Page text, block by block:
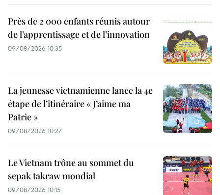
Près de 2 000 enfants réunis autour
de l’apprentissage et de l’innovation
09/08/2026 10:35
La jeunesse vietnamienne lance la 4e
étape de l’itinéraire « J’aime ma
Patrie »
09/08/2026 10:27
Le Vietnam trône au sommet du
sepak takraw mondial
09/08/2026 10:15